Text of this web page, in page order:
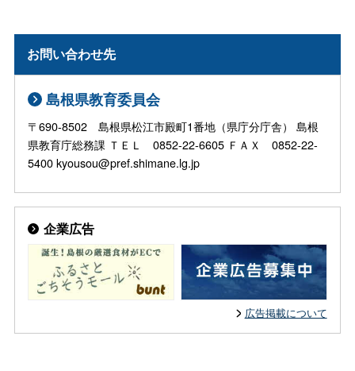
お問い合わせ先
島根県教育委員会
〒690-8502 島根県松江市殿町1番地（県庁分庁舎） 島根
県教育庁総務課 ＴＥＬ 0852-22-6605 ＦＡＸ 0852-22-
5400 kyousou@pref.shimane.lg.jp
企業広告
広告掲載について